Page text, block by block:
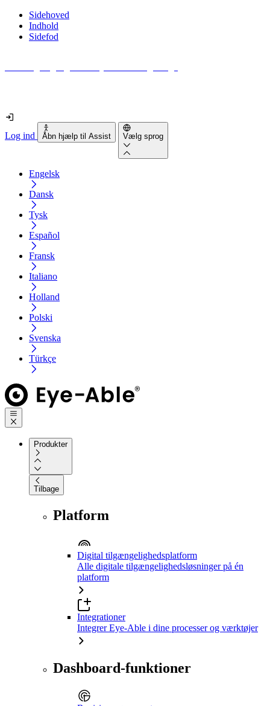
Sidehoved
Indhold
Sidefod
Log ind Åbn hjælp til Assist Vælg sprog
Engelsk
Dansk
Tysk
Español
Fransk
Italiano
Holland
Polski
Svenska
Türkçe
Produkter
Tilbage
Platform
Digital tilgængelighedsplatform
Alle digitale tilgængelighedsløsninger på én
platform
Integrationer
Integrer Eye-Able i dine processer og værktøjer
Dashboard-funktioner